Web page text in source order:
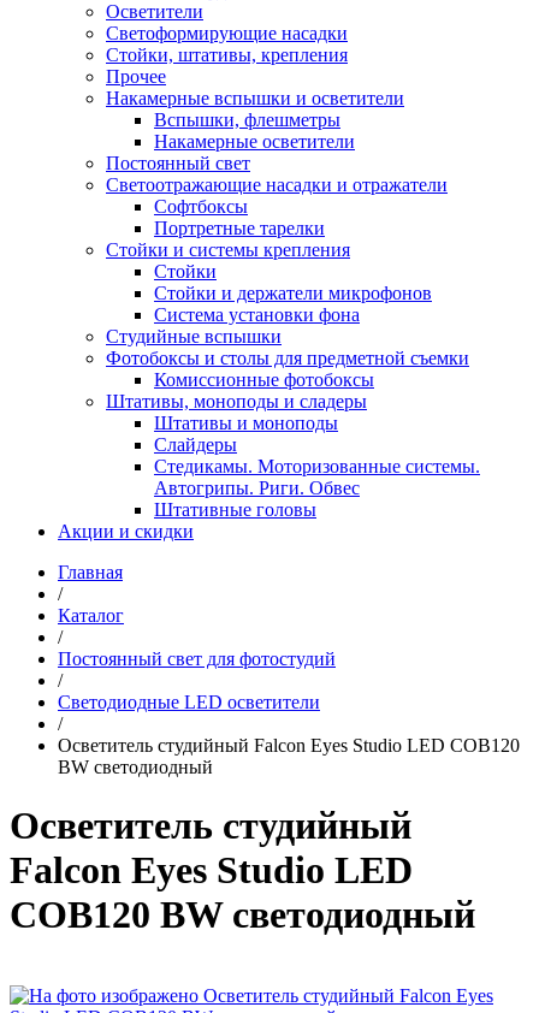
Осветители
Светоформирующие насадки
Стойки, штативы, крепления
Прочее
Накамерные вспышки и осветители
Вспышки, флешметры
Накамерные осветители
Постоянный свет
Светоотражающие насадки и отражатели
Софтбоксы
Портретные тарелки
Стойки и системы крепления
Стойки
Стойки и держатели микрофонов
Система установки фона
Студийные вспышки
Фотобоксы и столы для предметной съемки
Комиссионные фотобоксы
Штативы, моноподы и сладеры
Штативы и моноподы
Слайдеры
Стедикамы. Моторизованные системы.
Автогрипы. Риги. Обвес
Штативные головы
Акции и скидки
Главная
/
Каталог
/
Постоянный свет для фотостудий
/
Светодиодные LED осветители
/
Осветитель студийный Falcon Eyes Studio LED COB120
BW светодиодный
Осветитель студийный
Falcon Eyes Studio LED
COB120 BW светодиодный